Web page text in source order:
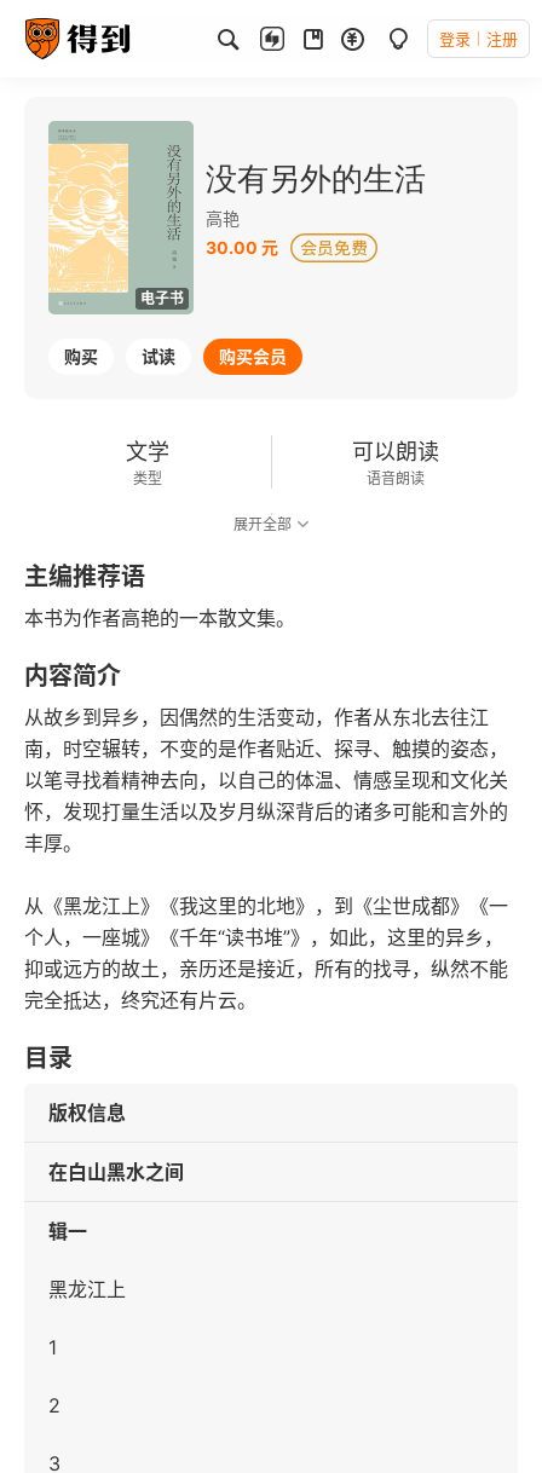
登录 注册
电子书
没有另外的生活
高艳
30.00 元
购买 试读 购买会员
文学
类型
可以朗读
语音朗读
展开全部
主编推荐语
本书为作者高艳的一本散文集。
内容简介
从故乡到异乡，因偶然的生活变动，作者从东北去往江
南，时空辗转，不变的是作者贴近、探寻、触摸的姿态，
以笔寻找着精神去向，以自己的体温、情感呈现和文化关
怀，发现打量生活以及岁月纵深背后的诸多可能和言外的
丰厚。
从《黑龙江上》《我这里的北地》，到《尘世成都》《一
个人，一座城》《千年“读书堆”》，如此，这里的异乡，
抑或远方的故土，亲历还是接近，所有的找寻，纵然不能
完全抵达，终究还有片云。
目录
版权信息
在白山黑水之间
辑一
黑龙江上
1
2
3